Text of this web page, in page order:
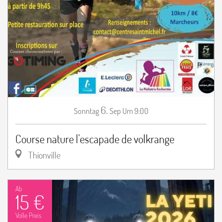
Sonntag 6. Sep Um 9:00
Course nature l'escapade de volkrange
Thionville
Ab
15 €
Volle Preis